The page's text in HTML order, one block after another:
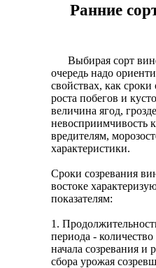
Ранние
Выбирая сорт
очередь надо
свойствах, как сроки
роста побегов и
величина ягод,
невосприимчивость
вредителям,
характеристики.
Сроки созревания
востоке
показателям:
1.
периода -
начала созревания и
сбора урожая